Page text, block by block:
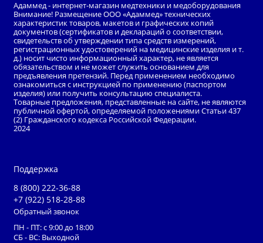
Адаммед - интернет-магазин медтехники и медоборудования
Внимание! Размещение ООО «Адаммед» технических
характеристик товаров, макетов и графических копий
документов (сертификатов и деклараций о соответствии,
свидетельств об утверждении типа средств измерений,
регистрационных удостоверений на медицинские изделия и т.
д.) носит чисто информационный характер, не является
обязательством и не может служить основанием для
предъявления претензий. Перед применением необходимо
ознакомиться с инструкцией по применению (паспортом
изделия) или получить консультацию специалиста.
Товарные предложения, представленные на сайте, не являются
публичной офертой, определяемой положениями Статьи 437
(2) Гражданского кодекса Российской Федерации.
2024
Поддержка
8 (800) 222-36-88
+7 (922) 518-28-88
Обратный звонок
ПН - ПТ: с 9:00 до 18:00
СБ - ВС: Выходной